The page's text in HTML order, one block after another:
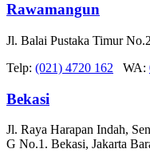
Rawamangun
Jl. Balai Pustaka Timur
Telp: (021) 4720 162 WA:
Bekasi
Jl. Raya Harapan Indah,
G No.1. Bekasi, Jakarta